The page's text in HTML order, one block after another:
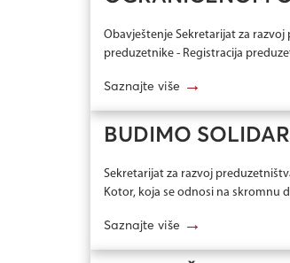
Obavještenje Sekretarijat za
preduzetnike - Registracija
Saznajte više →
BUDIMO
Sekretarijat za razvoj
Kotor, koja se odnosi na skromnu
Saznajte više →